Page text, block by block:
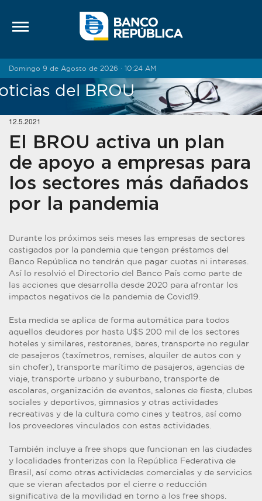
Domingo 9 de Agosto de 2026 · 10:24 AM
del BROU
12.5.2021
El BROU activa un plan
de apoyo a empresas para
los sectores más dañados
por la pandemia
Durante los próximos seis meses las empresas de sectores
castigados por la pandemia que tengan préstamos del
Banco República no tendrán que pagar cuotas ni intereses.
Así lo resolvió el Directorio del Banco País como parte de
las acciones que desarrolla desde 2020 para afrontar los
impactos negativos de la pandemia de Covid19.
Esta medida se aplica de forma automática para todos
aquellos deudores por hasta U$S 200 mil de los sectores
hoteles y similares, restoranes, bares, transporte no regular
de pasajeros (taxímetros, remises, alquiler de autos con y
sin chofer), transporte marítimo de pasajeros, agencias de
viaje, transporte urbano y suburbano, transporte de
escolares, organización de eventos, salones de fiesta, clubes
sociales y deportivos, gimnasios y otras actividades
recreativas y de la cultura como cines y teatros, así como
los proveedores vinculados con estas actividades.
También incluye a free shops que funcionan en las ciudades
y localidades fronterizas con la República Federativa de
Brasil, así como otras actividades comerciales y de servicios
que se vieran afectados por el cierre o reducción
significativa de la movilidad en torno a los free shops.